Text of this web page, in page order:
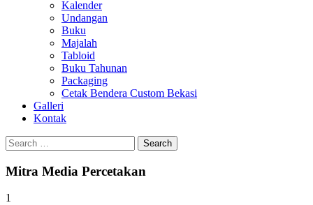
Kalender
Undangan
Buku
Majalah
Tabloid
Buku Tahunan
Packaging
Cetak Bendera Custom Bekasi
Galleri
Kontak
Search
for:
Mitra Media Percetakan
1